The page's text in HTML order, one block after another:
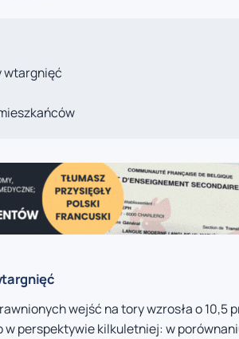
wtargnięć
wejść na tory wzrosła o 10,5
perspektywie kilkuletniej: w